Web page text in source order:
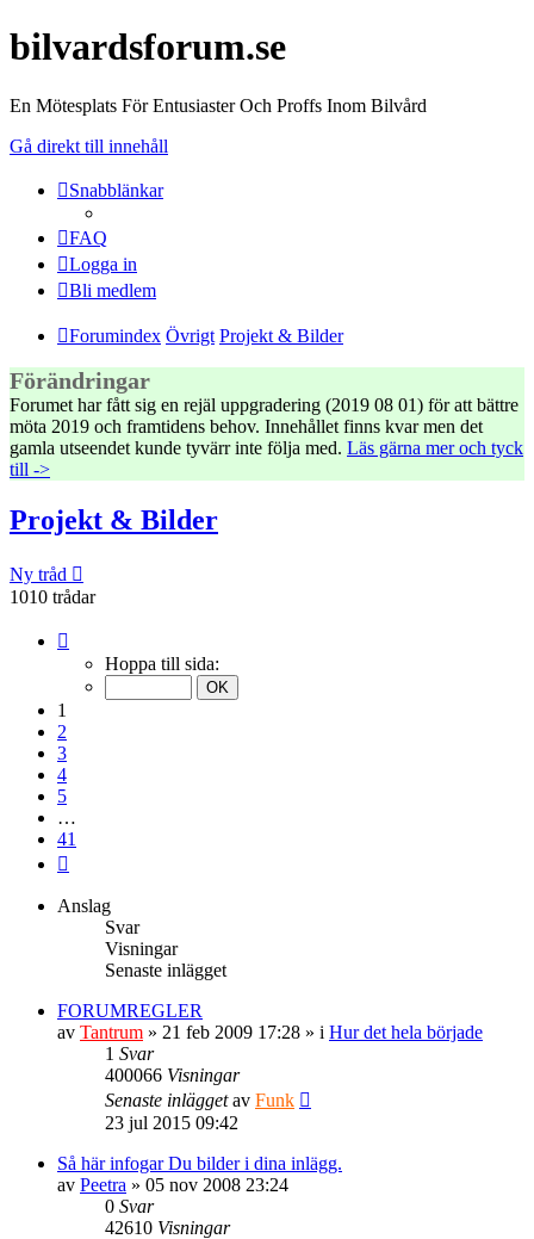
bilvardsforum.se
En Mötesplats För Entusiaster Och Proffs Inom Bilvård
Gå direkt till innehåll
Snabblänkar
FAQ
Logga in
Bli medlem
Forumindex Övrigt Projekt & Bilder
Förändringar
Forumet har fått sig en rejäl uppgradering (2019 08 01) för att bättre
möta 2019 och framtidens behov. Innehållet finns kvar men det
gamla utseendet kunde tyvärr inte följa med. Läs gärna mer och tyck
till ->
Projekt & Bilder
Ny tråd
1010 trådar
Hoppa till sida:
1
2
3
4
5
…
41
Anslag
Svar
Visningar
Senaste inlägget
FORUMREGLER
av Tantrum » 21 feb 2009 17:28 » i Hur det hela började
1 Svar
400066 Visningar
Senaste inläggetav Funk
23 jul 2015 09:42
Så här infogar Du bilder i dina inlägg.
av Peetra » 05 nov 2008 23:24
0 Svar
42610 Visningar